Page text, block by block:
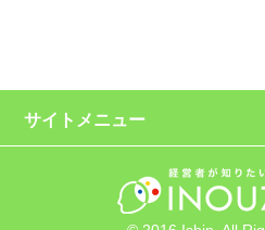
サイトメニュー